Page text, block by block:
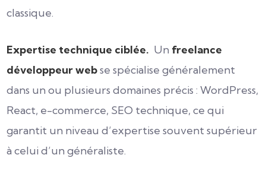
classique.
Expertise technique ciblée. Un freelance
développeur webse spécialise généralement
dans un ou plusieurs domaines précis : WordPress,
React, e-commerce, SEO technique, ce qui
garantit un niveau d’expertise souvent supérieur
à celui d’un généraliste.